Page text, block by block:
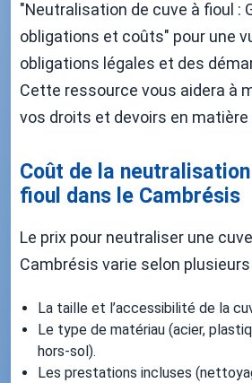
"Neutralisation de cuve à fioul :
obligations et coûts" pour une
obligations légales et des
Cette ressource vous aidera à
vos droits et devoirs en matière
Coût de la neutralisation
fioul dans le Cambrésis
Le prix pour neutraliser une
Cambrésis varie selon
La taille et l’accessibilité de la
Le type de matériau (acier,
hors-sol).
Les prestations incluses